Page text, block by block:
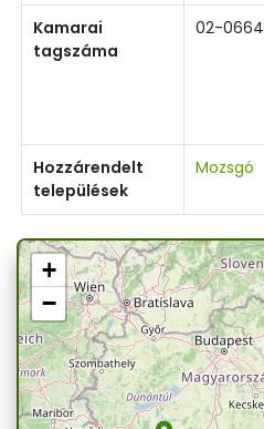
Kamarai
tagszáma
02-0664
Hozzárendelt
települések
Mozsgó
+
−